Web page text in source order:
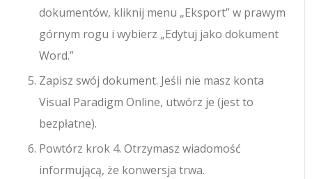
dokumentów, kliknij menu „Eksport” w prawym
górnym rogu i wybierz „Edytuj jako dokument
Word.”
Zapisz swój dokument. Jeśli nie masz konta
Visual Paradigm Online, utwórz je (jest to
bezpłatne).
Powtórz krok 4. Otrzymasz wiadomość
informującą, że konwersja trwa.